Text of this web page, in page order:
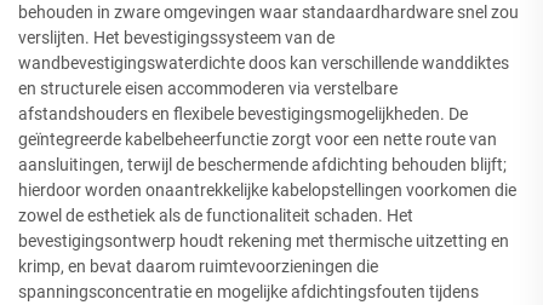
behouden in zware omgevingen waar standaardhardware snel zou
verslijten. Het bevestigingssysteem van de
wandbevestigingswaterdichte doos kan verschillende wanddiktes
en structurele eisen accommoderen via verstelbare
afstandshouders en flexibele bevestigingsmogelijkheden. De
geïntegreerde kabelbeheerfunctie zorgt voor een nette route van
aansluitingen, terwijl de beschermende afdichting behouden blijft;
hierdoor worden onaantrekkelijke kabelopstellingen voorkomen die
zowel de esthetiek als de functionaliteit schaden. Het
bevestigingsontwerp houdt rekening met thermische uitzetting en
krimp, en bevat daarom ruimtevoorzieningen die
spanningsconcentratie en mogelijke afdichtingsfouten tijdens